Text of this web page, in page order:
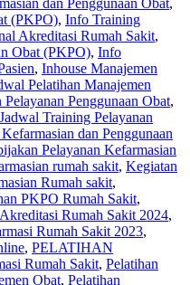
(PKPO), Info Training
Akreditasi Rumah Sakit,
Obat (PKPO), Info
, Inhouse Manajemen
Pelatihan Manajemen
Pelayanan Penggunaan Obat,
Jadwal Training Pelayanan
dan Penggunaan
Pelayanan Kefarmasian
rumah sakit, Kegiatan
Rumah sakit,
PKPO Rumah Sakit,
Rumah Sakit 2024,
Rumah Sakit 2023,
, PELATIHAN
Rumah Sakit, Pelatihan
Obat, Pelatihan